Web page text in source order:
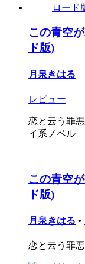
この青空
ド版)
月泉きはる
レビュー
恋と云う罪
イ系ノベル
この青空
ド版)
月泉きはる •
恋と云う罪